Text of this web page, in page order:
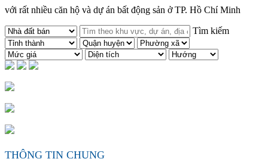
với rất nhiều căn hộ và dự án bất động sản ở TP. Hồ Chí Minh
Tìm kiếm
THÔNG TIN CHUNG